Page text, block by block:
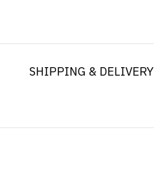
SHIPPING & DELIVERY